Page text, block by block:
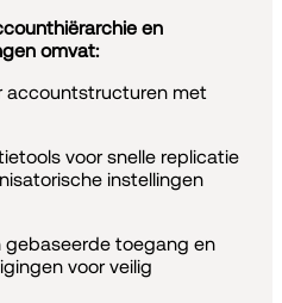
en
omvat:
accountstructuren met
voor snelle replicatie
instellingen
gebaseerde toegang en
voor veilig